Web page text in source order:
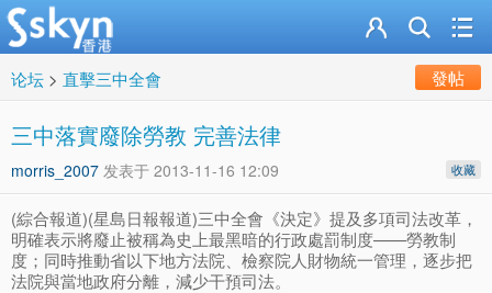
论坛 > 直擊三中全會 發帖
三中落實廢除勞教 完善法律
收藏
morris_2007 发表于 2013-11-16 12:09
(綜合報道)(星島日報報道)三中全會《決定》提及多項司法改革，
明確表示將廢止被稱為史上最黑暗的行政處罰制度——勞教制
度；同時推動省以下地方法院、檢察院人財物統一管理，逐步把
法院與當地政府分離，減少干預司法。